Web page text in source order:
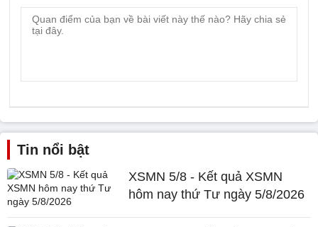
Tin nổi bật
XSMN 5/8 - Kết quả XSMN
hôm nay thứ Tư ngày 5/8/2026